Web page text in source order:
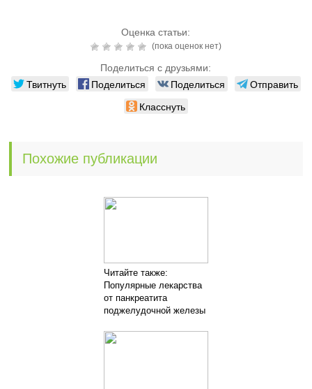
Оценка статьи:
(пока оценок нет)
Поделиться с друзьями:
Твитнуть Поделиться Поделиться
Отправить
Класснуть
Похожие публикации
Читайте также:
Популярные лекарства
от панкреатита
поджелудочной железы